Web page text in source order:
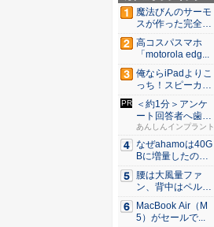
Office 2021 - Win11
搭載
魔法びんのサーモ
スが作った完全遮
光100...
高コスパスマホ
「motorola edg...
俺ならiPadよりこ
っち！スピーカー
9個...
＜約1分＞アンケ
ート回答者へ歯科
医師が監...
あんしんインプラント
なぜahamoは40G
Bに増量したの
か ...
腰は大風量ファ
ン、背中はペルチ
ェ冷却。ダ...
MacBook Air（M
5）がセールで...